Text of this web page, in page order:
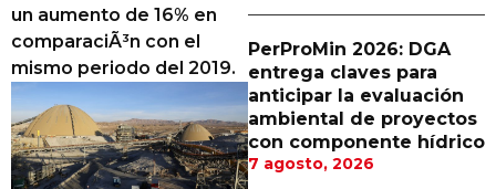
Calendario de Eventos
Revistas Digital
Siguenos
un aumento de 16% en
comparaciÃ³n con el
mismo periodo del 2019.
PerProMin 2026: DGA
entrega claves para
anticipar la evaluación
ambiental de proyectos
con componente hídrico
7 agosto, 2026